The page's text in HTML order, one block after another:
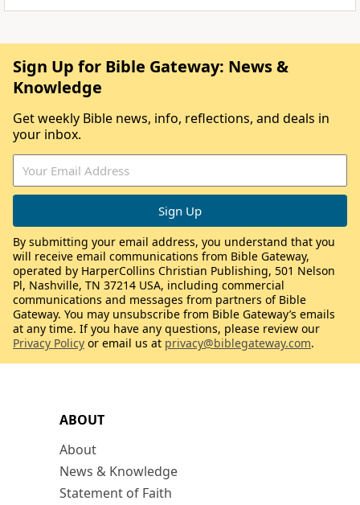
ABOUT
About
News & Knowledge
Statement of Faith
Sign Up for Bible Gateway: News &
Knowledge
Get weekly Bible news, info, reflections, and deals in
your inbox.
By submitting your email address, you understand that you
will receive email communications from Bible Gateway,
operated by HarperCollins Christian Publishing, 501 Nelson
Pl, Nashville, TN 37214 USA, including commercial
communications and messages from partners of Bible
Gateway. You may unsubscribe from Bible Gateway’s emails
at any time. If you have any questions, please review our
Privacy Policy or email us at privacy@biblegateway.com.